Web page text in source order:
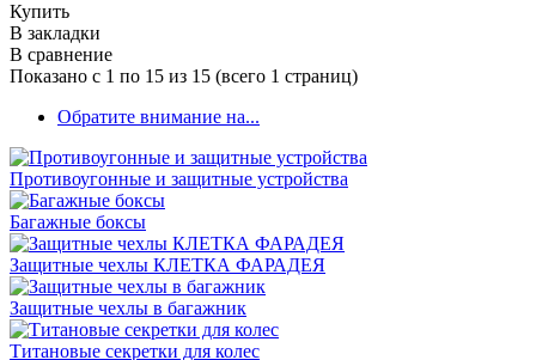
Купить
В закладки
В сравнение
Показано с 1 по 15 из 15 (всего 1 страниц)
Обратите внимание на...
Противоугонные и защитные устройства
Багажные боксы
Защитные чехлы КЛЕТКА ФАРАДЕЯ
Защитные чехлы в багажник
Титановые секретки для колес